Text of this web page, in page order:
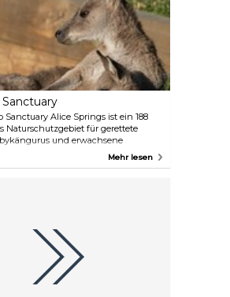
Sanctuary Alice Springs ist ein 188
Naturschutzgebiet für gerettete
und erwachsene
Touren sollen die Besucher über
Mehr lesen